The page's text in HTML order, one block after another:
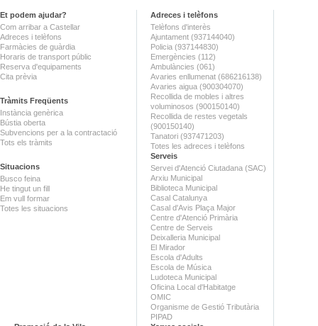
Et podem ajudar?
Com arribar a Castellar
Adreces i telèfons
Farmàcies de guàrdia
Horaris de transport públic
Reserva d'equipaments
Cita prèvia
Tràmits Freqüents
Instància genèrica
Bústia oberta
Subvencions per a la contractació
Tots els tràmits
Situacions
Busco feina
He tingut un fill
Em vull formar
Totes les situacions
Adreces i telèfons
Telèfons d'interès
Ajuntament (937144040)
Policia (937144830)
Emergències (112)
Ambulàncies (061)
Avaries enllumenat (686216138)
Avaries aigua (900304070)
Recollida de mobles i altres
voluminosos (900150140)
Recollida de restes vegetals
(900150140)
Tanatori (937471203)
Totes les adreces i telèfons
Serveis
Servei d'Atenció Ciutadana (SAC)
Arxiu Municipal
Biblioteca Municipal
Casal Catalunya
Casal d'Avis Plaça Major
Centre d'Atenció Primària
Centre de Serveis
Deixalleria Municipal
El Mirador
Escola d'Adults
Escola de Música
Ludoteca Municipal
Oficina Local d'Habitatge
OMIC
Organisme de Gestió Tributària
PIPAD